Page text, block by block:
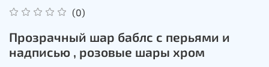
(0)
Прозрачный шар баблс с перьями и
надписью , розовые шары хром